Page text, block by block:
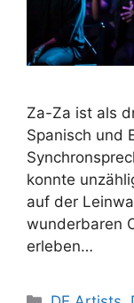
Za-Za ist als
Spanisch und
konnte
auf der
wunderbaren
erleben…